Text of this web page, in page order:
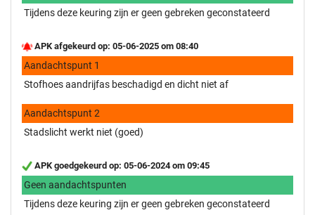
Tijdens deze keuring zijn er geen gebreken geconstateerd
APK afgekeurd op: 05-06-2025 om 08:40
Aandachtspunt 1
Stofhoes aandrijfas beschadigd en dicht niet af
Aandachtspunt 2
Stadslicht werkt niet (goed)
APK goedgekeurd op: 05-06-2024 om 09:45
Geen aandachtspunten
Tijdens deze keuring zijn er geen gebreken geconstateerd